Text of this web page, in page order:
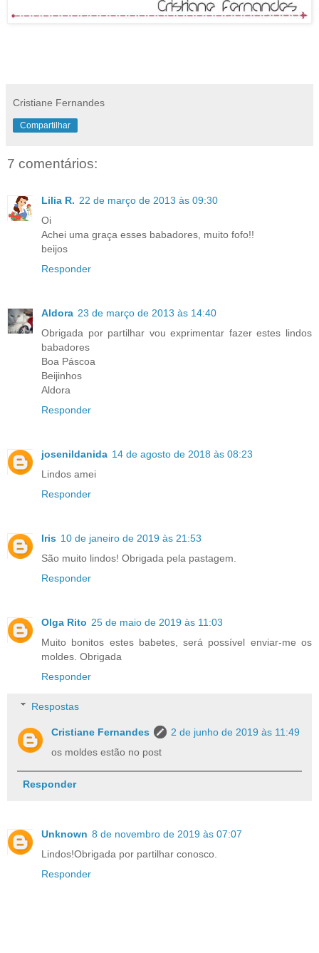
Cristiane Fernandes
Compartilhar
7 comentários:
Lilia R. 22 de março de 2013 às 09:30
Oi
Achei uma graça esses babadores, muito fofo!!
beijos
Responder
Aldora 23 de março de 2013 às 14:40
Obrigada por partilhar vou exprimentar fazer estes lindos
babadores
Boa Páscoa
Beijinhos
Aldora
Responder
josenildanida 14 de agosto de 2018 às 08:23
Lindos amei
Responder
Iris 10 de janeiro de 2019 às 21:53
São muito lindos! Obrigada pela pastagem.
Responder
Olga Rito 25 de maio de 2019 às 11:03
Muito bonitos estes babetes, será possível enviar-me os
moldes. Obrigada
Responder
Respostas
Cristiane Fernandes
2 de junho de 2019 às 11:49
os moldes estão no post
Responder
Unknown 8 de novembro de 2019 às 07:07
Lindos!Obrigada por partilhar conosco.
Responder